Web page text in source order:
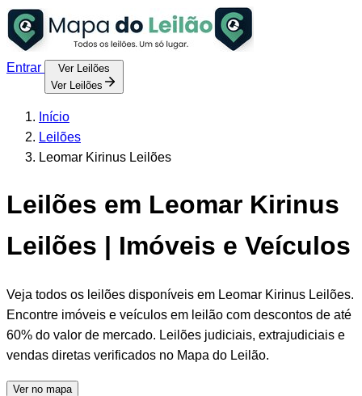
Entrar
Ver Leilões
Ver Leilões
Início
Leilões
Leomar Kirinus Leilões
Leilões em Leomar Kirinus
Leilões | Imóveis e Veículos
Veja todos os leilões disponíveis em Leomar Kirinus Leilões.
Encontre imóveis e veículos em leilão com descontos de até
60% do valor de mercado. Leilões judiciais, extrajudiciais e
vendas diretas verificados no Mapa do Leilão.
Ver no mapa